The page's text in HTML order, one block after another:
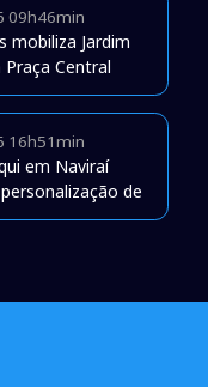
09h46min
mobiliza Jardim
Central
16h51min
em Naviraí
de